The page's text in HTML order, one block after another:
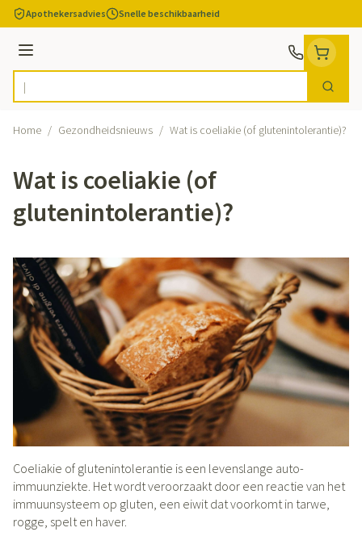
Ga naar de inhoud
Apothekersadvies Snelle beschikbaarheid
Menu
Product, merk, categorie... Zoek
Home / Gezondheidsnieuws / Wat is coeliakie (of glutenintolerantie)?
Wat is coeliakie (of
glutenintolerantie)?
Coeliakie of glutenintolerantie is een levenslange auto-
immuunziekte. Het wordt veroorzaakt door een reactie van het
immuunsysteem op gluten, een eiwit dat voorkomt in tarwe,
rogge, spelt en haver.